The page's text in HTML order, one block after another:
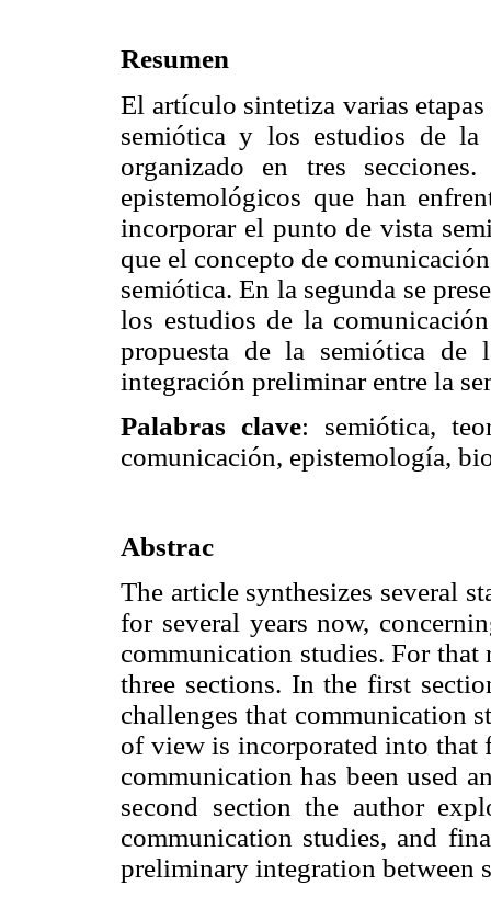
Resumen
El artículo sintetiza varias
semiótica y los estudios de la
organizado en tres
epistemológicos que han
incorporar el punto de vista
que el concepto de
semiótica. En la segunda se
los estudios de la
propuesta de la semiótica de
integración preliminar entre la
Palabras clave: semiótica,
comunicación, epistemología,
Abstrac
The article synthesizes several
for several years now,
communication studies. For that
three sections. In the first
challenges that communication
of view is incorporated into that
communication has been used
second section the author
communication studies, and
preliminary integration between